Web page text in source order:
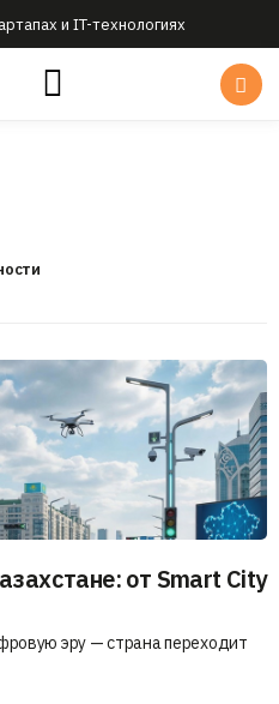
и IT-технологиях
от Smart City
эру — страна переходит